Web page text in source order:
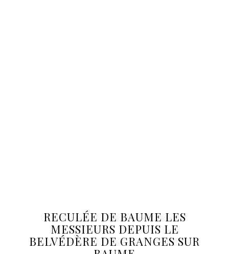
RECULÉE DE BAUME LES
MESSIEURS DEPUIS LE
BELVÉDÈRE DE GRANGES SUR